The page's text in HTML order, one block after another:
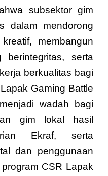
subsektor gim
dalam mendorong
membangun
berintegritas, serta
berkualitas bagi
Gaming Battle
wadah bagi
gim lokal hasil
Ekraf, serta
dan penggunaan
CSR Lapak